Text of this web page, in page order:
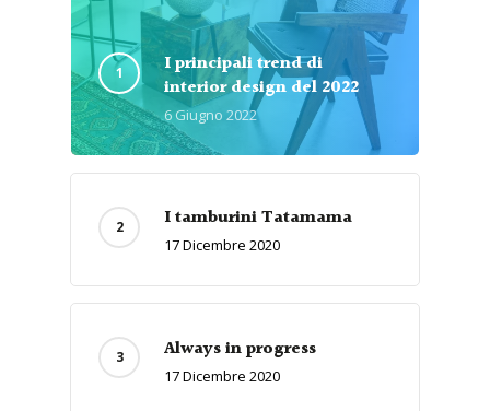
I principali trend di
interior design del 2022
6 Giugno 2022
I tamburini Tatamama
17 Dicembre 2020
Always in progress
17 Dicembre 2020